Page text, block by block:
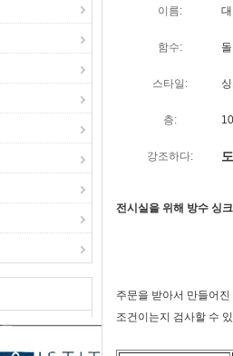
이름:
함수:
스타일:
층: 10
강조하다:
전시실을 위해 방수 싱
주문을 받아서 만들어
조건이는지 검사할 수